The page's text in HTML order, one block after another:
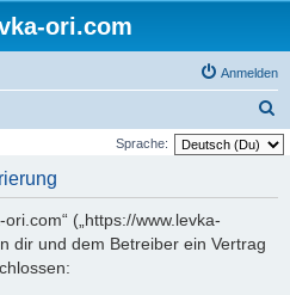
ori.com
Anmelden
u
Sprache:
(„https://www.levka-
dir und dem Betreiber ein Vertrag